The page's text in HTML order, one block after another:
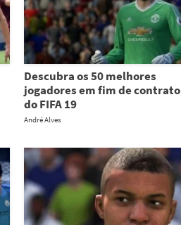
Descubra os 50 melhores
jogadores em fim de contrato
do FIFA 19
André Alves